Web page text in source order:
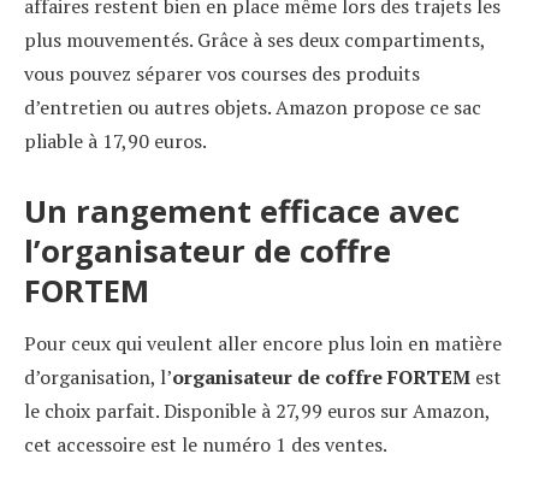
affaires restent bien en place même lors des trajets les
plus mouvementés. Grâce à ses deux compartiments,
vous pouvez séparer vos courses des produits
d’entretien ou autres objets. Amazon propose ce sac
pliable à 17,90 euros.
Un rangement efficace avec
l’organisateur de coffre
FORTEM
Pour ceux qui veulent aller encore plus loin en matière
d’organisation, l’organisateur de coffre FORTEM est
le choix parfait. Disponible à 27,99 euros sur Amazon,
cet accessoire est le numéro 1 des ventes.